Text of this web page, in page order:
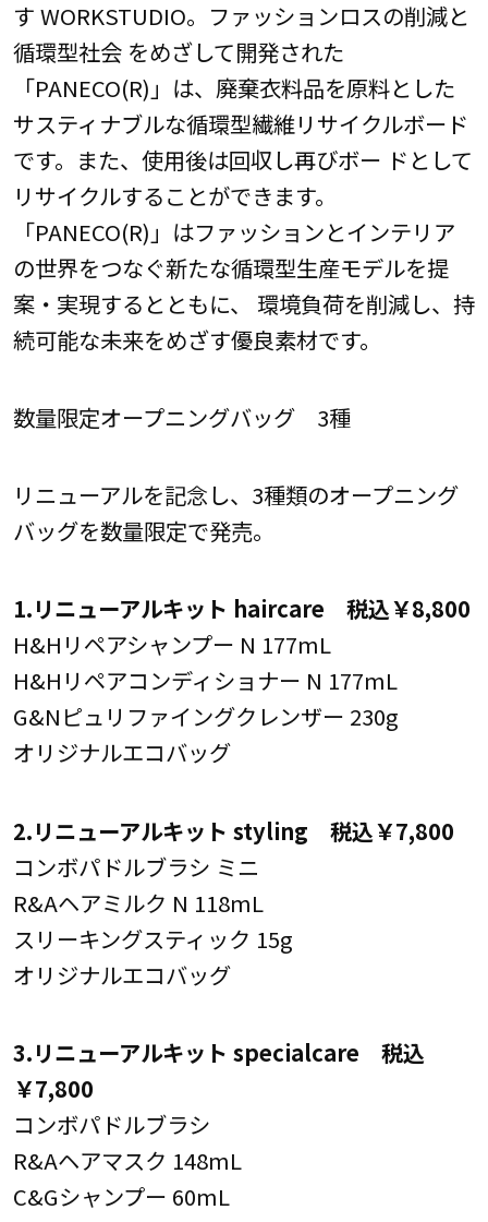
す WORKSTUDIO。ファッションロスの削減と
循環型社会 をめざして開発された
「PANECO(R)」は、廃棄衣料品を原料とした
サスティナブルな循環型繊維リサイクルボード
です。また、使用後は回収し再びボー ドとして
リサイクルすることができます。
「PANECO(R)」はファッションとインテリア
の世界をつなぐ新たな循環型生産モデルを提
案・実現するとともに、 環境負荷を削減し、持
続可能な未来をめざす優良素材です。
数量限定オープニングバッグ 3種
リニューアルを記念し、3種類のオープニング
バッグを数量限定で発売。
1.リニューアルキット haircare 税込￥8,800
H&Hリペアシャンプー N 177mL
H&Hリペアコンディショナー N 177mL
G&Nピュリファイングクレンザー 230g
オリジナルエコバッグ
2.リニューアルキット styling 税込￥7,800
コンボパドルブラシ ミニ
R&Aヘアミルク N 118mL
スリーキングスティック 15g
オリジナルエコバッグ
3.リニューアルキット specialcare 税込
￥7,800
コンボパドルブラシ
R&Aヘアマスク 148mL
C&Gシャンプー 60mL